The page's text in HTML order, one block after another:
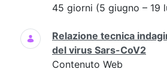
45 giorni (5 giugno – 19
Relazione tecnica
del virus Sars-CoV2
Contenuto Web